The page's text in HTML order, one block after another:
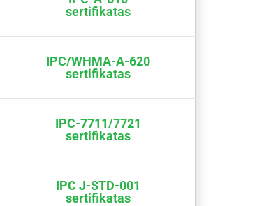
sertifikatas
IPC/WHMA-A-620
sertifikatas
IPC-7711/7721
sertifikatas
IPC J-STD-001
sertifikatas